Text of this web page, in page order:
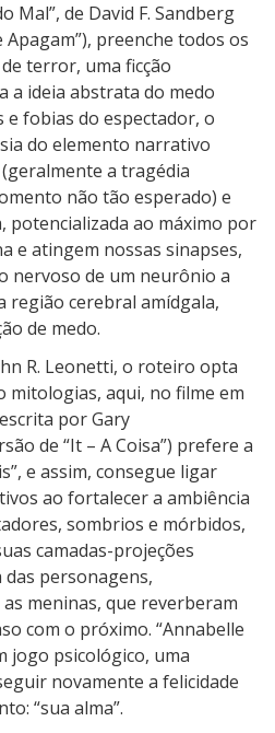
Mal”, de David F. Sandberg
Apagam”), preenche todos os
terror, uma ficção
a ideia abstrata do medo
fobias do espectador, o
do elemento narrativo
a tragédia
não tão esperado) e
potencializada ao máximo por
e atingem nossas sinapses,
nervoso de um neurônio a
cerebral amídgala,
de medo.
R. Leonetti, o roteiro opta
mitologias, aqui, no filme em
por Gary
de “It – A Coisa”) prefere a
e assim, consegue ligar
ao fortalecer a ambiência
sombrios e mórbidos,
camadas-projeções
das personagens,
meninas, que reverberam
com o próximo. “Annabelle
jogo psicológico, uma
novamente a felicidade
“sua alma”.